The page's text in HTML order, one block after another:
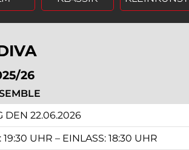
stellig),Monat, Jahr (4 stellig),
26
DEN 22.06.2026
19:30 UHR – EINLASS: 18:30 UHR